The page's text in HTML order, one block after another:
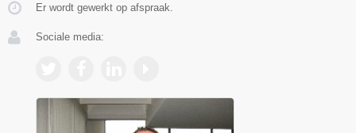
Er wordt gewerkt op afspraak.
Sociale media: